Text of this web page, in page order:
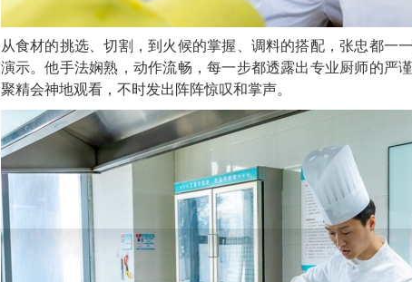
从食材的挑选、切割，到火候的掌握、调料的搭配，张忠都一
演示。他手法娴熟，动作流畅，每一步都透露出专业厨师的严
聚精会神地观看，不时发出阵阵惊叹和掌声。